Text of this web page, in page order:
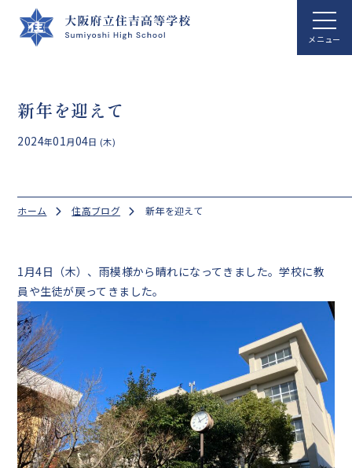
ホーム
学校案内
総合科学科
進路指導
クラブ活動
アクセス
中学生の皆様へ
在校生・保護者の皆様へ
新年を迎えて
2024年01月04日 (木)
ホーム 住高ブログ 新年を迎えて
1月4日（木）、雨模様から晴れになってきました。学校に教
員や生徒が戻ってきました。